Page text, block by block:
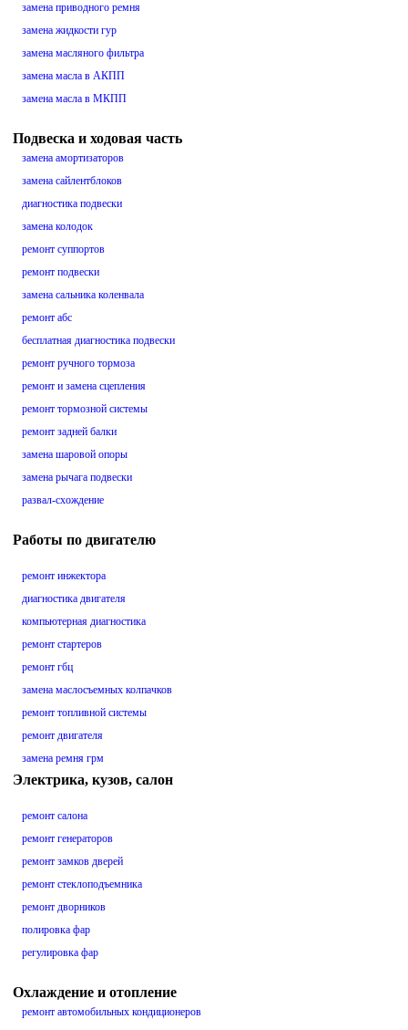
замена приводного ремня
замена жидкости гур
замена масляного фильтра
замена масла в АКПП
замена масла в МКПП
Подвеска и ходовая часть
замена амортизаторов
замена сайлентблоков
диагностика подвески
замена колодок
ремонт суппортов
ремонт подвески
замена сальника коленвала
ремонт абс
бесплатная диагностика подвески
ремонт ручного тормоза
ремонт и замена сцепления
ремонт тормозной системы
ремонт задней балки
замена шаровой опоры
замена рычага подвески
развал-схождение
Работы по двигателю
ремонт инжектора
диагностика двигателя
компьютерная диагностика
ремонт стартеров
ремонт гбц
замена маслосъемных колпачков
ремонт топливной системы
ремонт двигателя
замена ремня грм
Электрика, кузов, салон
ремонт салона
ремонт генераторов
ремонт замков дверей
ремонт стеклоподъемника
ремонт дворников
полировка фар
регулировка фар
Охлаждение и отопление
ремонт автомобильных кондиционеров